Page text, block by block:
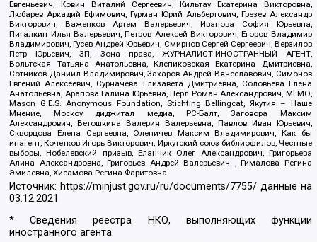
Евгеньевич, Ковин Виталий Сергеевич, Кильтау Екатерина Викторовна,
Любарев Аркадий Ефимович, Гурман Юрий Альбертович, Грезев Александр
Викторович, Важенков Артем Валерьевич, Иванова София Юрьевна,
Пигалкин Илья Валерьевич, Петров Алексей Викторович, Егоров Владимир
Владимирович, Гусев Андрей Юрьевич, Смирнов Сергей Сергеевич, Верзилов
Петр Юрьевич, ЗП, Зона права, ЖУРНАЛИСТ-ИНОСТРАННЫЙ АГЕНТ,
Вольтская Татьяна Анатольевна, Клепиковская Екатерина Дмитриевна,
Сотников Даниил Владимирович, Захаров Андрей Вячеславович, Симонов
Евгений Алексеевич, Сурначева Елизавета Дмитриевна, Соловьева Елена
Анатольевна, Арапова Галина Юрьевна, Перл Роман Александрович, МЕМО,
Mason G.E.S. Anonymous Foundation, Stichting Bellingcat, Якутия – Наше
Мнение, Москоу диджитал медиа, РС-Балт, Заговора Максим
Александрович, Ветошкина Валерия Валерьевна, Павлов Иван Юрьевич,
Скворцова Елена Сергеевна, Оленичев Максим Владимирович, Как бы
инагент, Кочетков Игорь Викторович, Иркутский союз библиофилов, Честные
выборы, Нобелевский призыв, Еланчик Олег Александрович, Григорьева
Алина Александровна, Григорьев Андрей Валерьевич , Гималова Регина
Эмилевна, Хисамова Регина Фаритовна
Источник: https://minjust.gov.ru/ru/documents/7755/ данные на
03.12.2021
* Сведения реестра НКО, выполняющих функции
иностранного агента: